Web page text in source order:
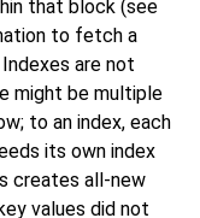
that block (see
to fetch a
are not
might be multiple
to an index, each
its own index
creates all-new
values did not